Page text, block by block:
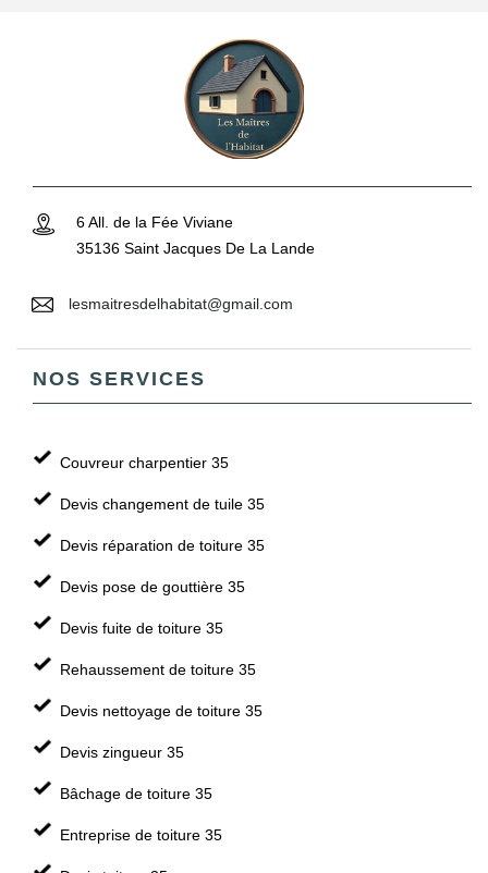
6 All. de la Fée Viviane
35136 Saint Jacques De La Lande
lesmaitresdelhabitat@gmail.com
NOS SERVICES
Couvreur charpentier 35
Devis changement de tuile 35
Devis réparation de toiture 35
Devis pose de gouttière 35
Devis fuite de toiture 35
Rehaussement de toiture 35
Devis nettoyage de toiture 35
Devis zingueur 35
Bâchage de toiture 35
Entreprise de toiture 35